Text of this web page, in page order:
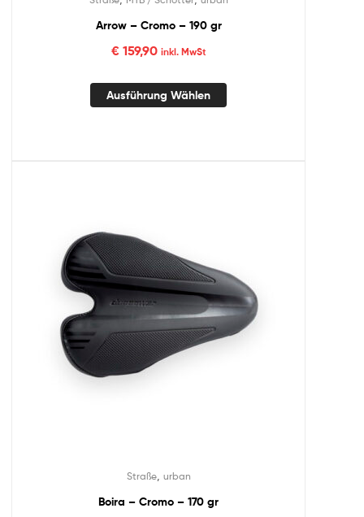
Arrow – Cromo – 190 gr
€159,90 inkl. MwSt
Ausführung Wählen
Straße, urban
Boira – Cromo – 170 gr